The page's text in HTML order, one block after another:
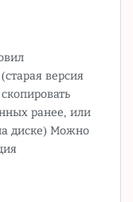
(старая версия
ранее, или
диске) Можно